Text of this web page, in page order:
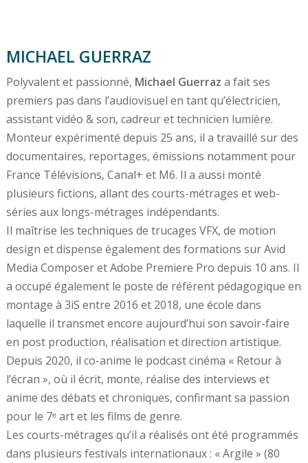
MICHAEL GUERRAZ
Polyvalent et passionné, Michael Guerraz a fait ses
premiers pas dans l’audiovisuel en tant qu’électricien,
assistant vidéo & son, cadreur et technicien lumière.
Monteur expérimenté depuis 25 ans, il a travaillé sur des
documentaires, reportages, émissions notamment pour
France Télévisions, Canal+ et M6. Il a aussi monté
plusieurs fictions, allant des courts-métrages et web-
séries aux longs-métrages indépendants.
Il maîtrise les techniques de trucages VFX, de motion
design et dispense également des formations sur Avid
Media Composer et Adobe Premiere Pro depuis 10 ans. Il
a occupé également le poste de référent pédagogique en
montage à 3iS entre 2016 et 2018, une école dans
laquelle il transmet encore aujourd’hui son savoir-faire
en post production, réalisation et direction artistique.
Depuis 2020, il co-anime le podcast cinéma « Retour à
l’écran », où il écrit, monte, réalise des interviews et
anime des débats et chroniques, confirmant sa passion
pour le 7ᵉ art et les films de genre.
Les courts-métrages qu’il a réalisés ont été programmés
dans plusieurs festivals internationaux : « Argile » (80